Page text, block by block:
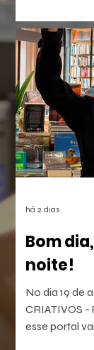
homem e em
têm raiva,
dependem
Bom
noite!
No dia 19 de
CRIATIVOS -
esse portal
há 2 dias